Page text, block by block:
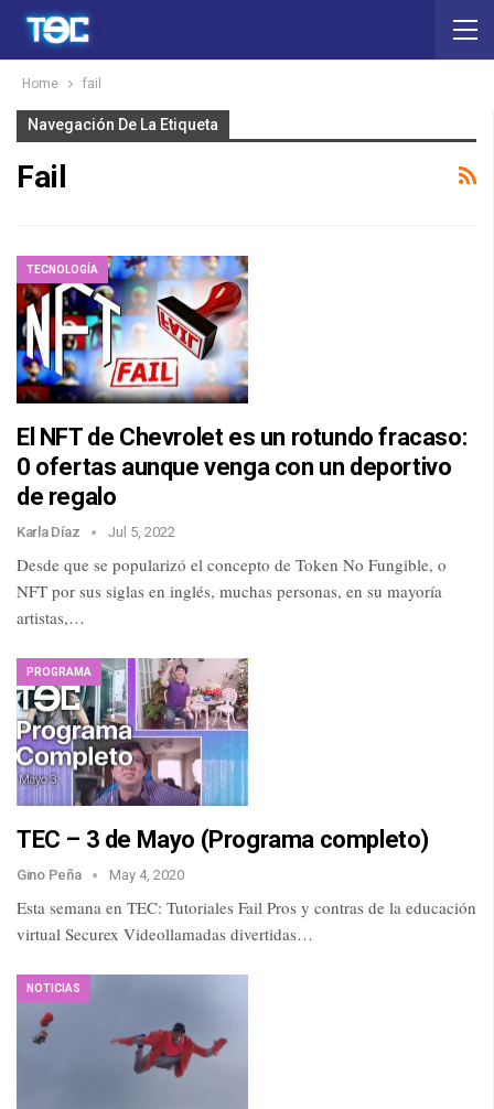
Home fail
Navegación De La Etiqueta
Fail
TECNOLOGÍA
El NFT de Chevrolet es un rotundo fracaso:
0 ofertas aunque venga con un deportivo
de regalo
Karla Díaz Jul 5, 2022
Desde que se popularizó el concepto de Token No Fungible, o
NFT por sus siglas en inglés, muchas personas, en su mayoría
artistas,…
PROGRAMA
TEC – 3 de Mayo (Programa completo)
Gino Peña May 4, 2020
Esta semana en TEC: Tutoriales Fail Pros y contras de la educación
virtual Securex Videollamadas divertidas…
NOTICIAS